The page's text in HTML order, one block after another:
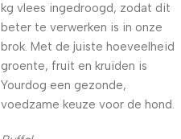
kg vlees ingedroogd, zodat dit
beter te verwerken is in onze
brok. Met de juiste hoeveelheid
groente, fruit en kruiden is
Yourdog een gezonde,
voedzame keuze voor de hond.